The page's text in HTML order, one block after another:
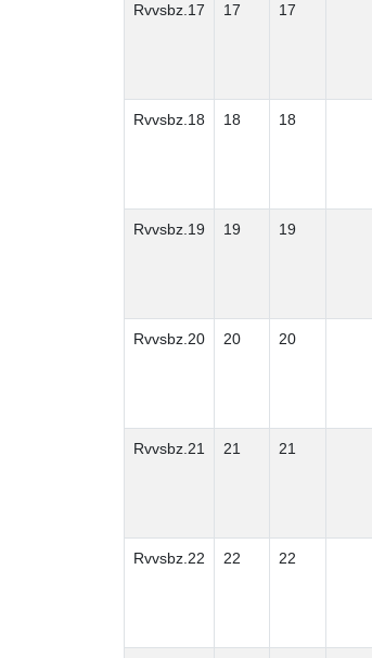
Rvvsbz.17 17 17
Rvvsbz.18 18 18
Rvvsbz.19 19 19
Rvvsbz.20 20 20
Rvvsbz.21 21 21
Rvvsbz.22 22 22